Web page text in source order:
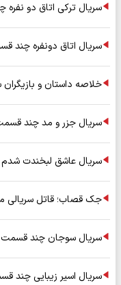
سریال ترکی اتاق دو
سریال اتاق دونفره چند
خلاصه داستان و
سریال جزر و مد چند
سریال عاشق لبخندت
جک قصاب؛ قاتل سریالی
سریال سوجان چند قسمت
سریال اسیر زیبایی چند